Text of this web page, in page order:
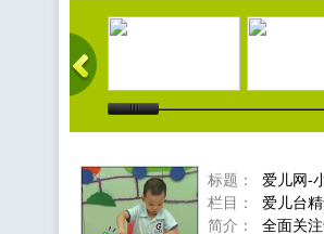
标题：
爱儿网-
栏目：
爱儿台精
简介：
全面关